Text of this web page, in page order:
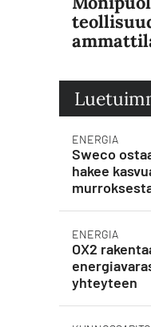
ENERGIA
Sweco
hakee
ENERGIA
OX2
yhteyteen